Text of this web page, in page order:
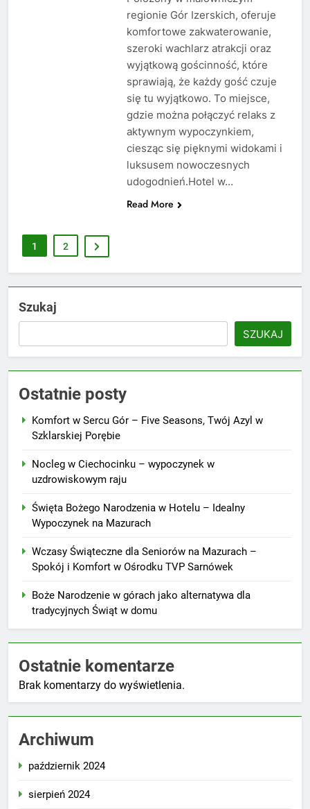
regionie Gór Izerskich, oferuje
komfortowe zakwaterowanie,
szeroki wachlarz atrakcji oraz
wyjątkową gościnność, które
sprawiają, że każdy gość czuje
się tu wyjątkowo. To miejsce,
gdzie można połączyć relaks z
aktywnym wypoczynkiem,
ciesząc się pięknymi widokami i
luksusem nowoczesnych
udogodnień.Hotel w…
Read More
1 2
Szukaj
SZUKAJ
Ostatnie posty
Komfort w Sercu Gór – Five Seasons, Twój Azyl w
Szklarskiej Porębie
Nocleg w Ciechocinku – wypoczynek w
uzdrowiskowym raju
Święta Bożego Narodzenia w Hotelu – Idealny
Wypoczynek na Mazurach
Wczasy Świąteczne dla Seniorów na Mazurach –
Spokój i Komfort w Ośrodku TVP Sarnówek
Boże Narodzenie w górach jako alternatywa dla
tradycyjnych Świąt w domu
Ostatnie komentarze
Brak komentarzy do wyświetlenia.
Archiwum
październik 2024
sierpień 2024